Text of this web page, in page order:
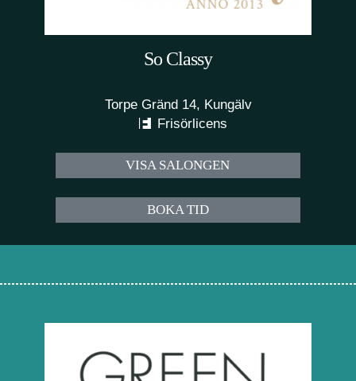
So Classy
Torpe Gränd 14, Kungälv
Frisörlicens
VISA SALONGEN
BOKA TID